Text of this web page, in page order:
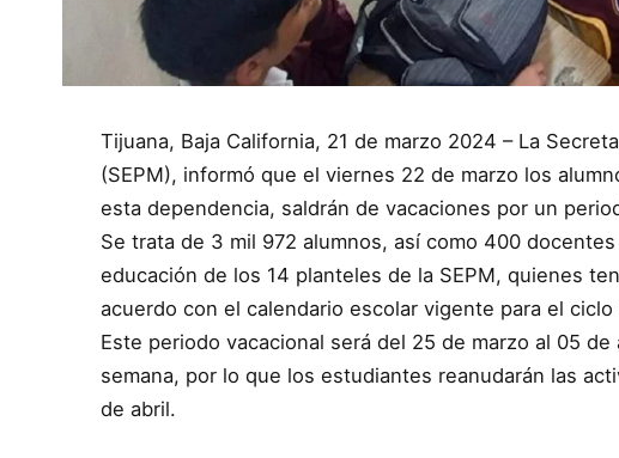
Tijuana, Baja California, 21 de marzo 2024 – La
(SEPM), informó que el viernes 22 de marzo los
esta dependencia, saldrán de vacaciones por un
Se trata de 3 mil 972 alumnos, así como 400
educación de los 14 planteles de la SEPM, quienes
acuerdo con el calendario escolar vigente para el
Este periodo vacacional será del 25 de marzo al 05
semana, por lo que los estudiantes reanudarán las
de abril.